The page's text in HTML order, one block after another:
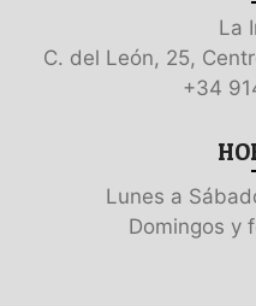
La
C. del León, 25,
+34
Lunes a
Domingos y